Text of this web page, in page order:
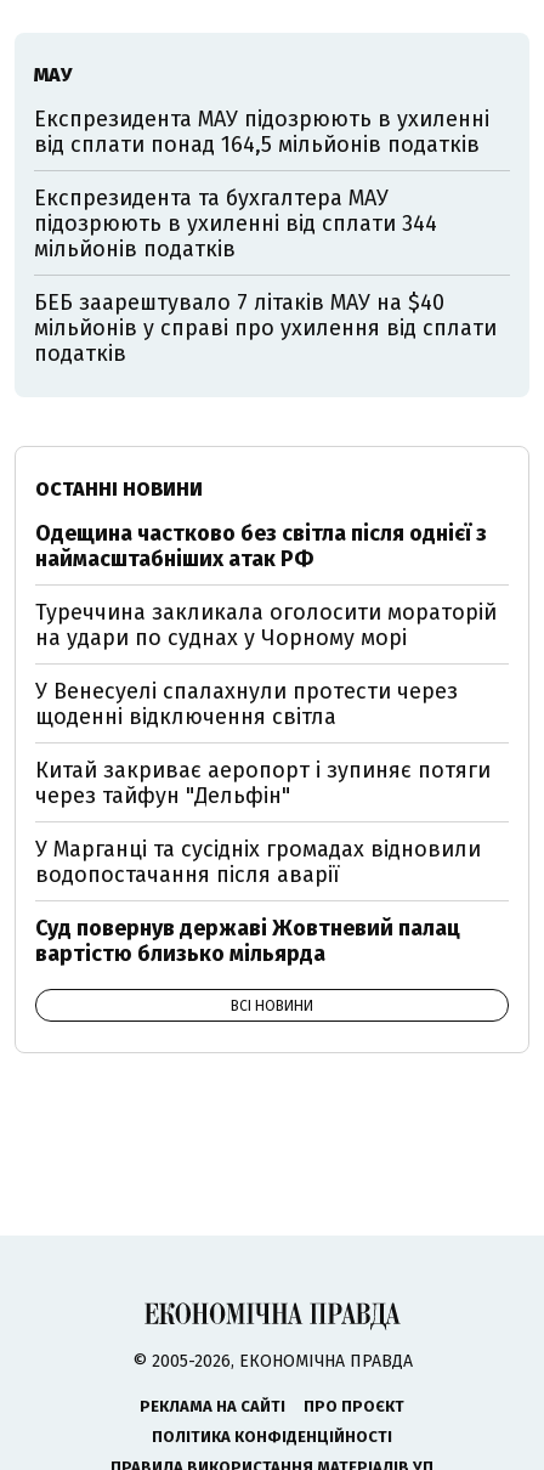
МАУ
Експрезидента МАУ підозрюють в ухиленні
від сплати понад 164,5 мільйонів податків
Експрезидента та бухгалтера МАУ
підозрюють в ухиленні від сплати 344
мільйонів податків
БЕБ заарештувало 7 літаків МАУ на $40
мільйонів у справі про ухилення від сплати
податків
ОСТАННІ НОВИНИ
Одещина частково без світла після однієї з
наймасштабніших атак РФ
Туреччина закликала оголосити мораторій
на удари по суднах у Чорному морі
У Венесуелі спалахнули протести через
щоденні відключення світла
Китай закриває аеропорт і зупиняє потяги
через тайфун "Дельфін"
У Марганці та сусідніх громадах відновили
водопостачання після аварії
Суд повернув державі Жовтневий палац
вартістю близько мільярда
ВСІ НОВИНИ
© 2005-2026, ЕКОНОМІЧНА ПРАВДА
РЕКЛАМА НА САЙТІ
ПРО ПРОЄКТ
ПОЛІТИКА КОНФІДЕНЦІЙНОСТІ